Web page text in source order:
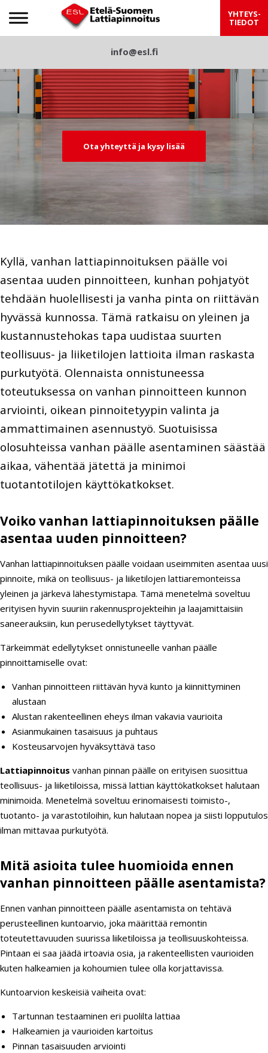
Etelä-Suomen LattiapinnoitusYHTEYS-
TIEDOT
info@esl.fi
viou
t
Ota yhteyttä ja kysy lisää
Kyllä, vanhan lattiapinnoituksen päälle voi
asentaa uuden pinnoitteen, kunhan pohjatyöt
tehdään huolellisesti ja vanha pinta on riittävän
hyvässä kunnossa. Tämä ratkaisu on yleinen ja
kustannustehokas tapa uudistaa suurten
teollisuus- ja liiketilojen lattioita ilman raskasta
purkutyötä. Olennaista onnistuneessa
toteutuksessa on vanhan pinnoitteen kunnon
arviointi, oikean pinnoitetyypin valinta ja
ammattimainen asennustyö. Suotuisissa
olosuhteissa vanhan päälle asentaminen säästää
aikaa, vähentää jätettä ja minimoi
tuotantotilojen käyttökatkokset.
Voiko vanhan lattiapinnoituksen päälle
asentaa uuden pinnoitteen?
Vanhan lattiapinnoituksen päälle voidaan useimmiten asentaa uusi
pinnoite, mikä on teollisuus- ja liiketilojen lattiaremonteissa
yleinen ja järkevä lähestymistapa. Tämä menetelmä soveltuu
erityisen hyvin suuriin rakennusprojekteihin ja laajamittaisiin
saneerauksiin, kun perusedellytykset täyttyvät.
Tärkeimmät edellytykset onnistuneelle vanhan päälle
pinnoittamiselle ovat:
Vanhan pinnoitteen riittävän hyvä kunto ja kiinnittyminen
alustaan
Alustan rakenteellinen eheys ilman vakavia vaurioita
Asianmukainen tasaisuus ja puhtaus
Kosteusarvojen hyväksyttävä taso
Lattiapinnoitus vanhan pinnan päälle on erityisen suosittua
teollisuus- ja liiketiloissa, missä lattian käyttökatkokset halutaan
minimoida. Menetelmä soveltuu erinomaisesti toimisto-,
tuotanto- ja varastotiloihin, kun halutaan nopea ja siisti lopputulos
ilman mittavaa purkutyötä.
Mitä asioita tulee huomioida ennen
vanhan pinnoitteen päälle asentamista?
Ennen vanhan pinnoitteen päälle asentamista on tehtävä
perusteellinen kuntoarvio, joka määrittää remontin
toteutettavuuden suurissa liiketiloissa ja teollisuuskohteissa.
Pintaan ei saa jäädä irtoavia osia, ja rakenteellisten vaurioiden
kuten halkeamien ja kohoumien tulee olla korjattavissa.
Kuntoarvion keskeisiä vaiheita ovat:
Tartunnan testaaminen eri puolilta lattiaa
Halkeamien ja vaurioiden kartoitus
Pinnan tasaisuuden arviointi